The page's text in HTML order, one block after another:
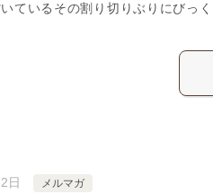
ているその割り切りぶりにびっ
日 メルマガ